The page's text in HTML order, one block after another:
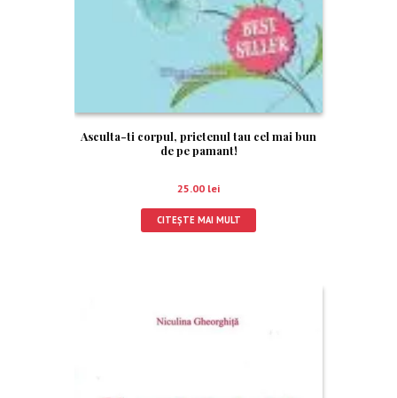
Asculta-ti corpul, prietenul tau cel mai bun
de pe pamant!
25.00 lei
CITEȘTE MAI MULT